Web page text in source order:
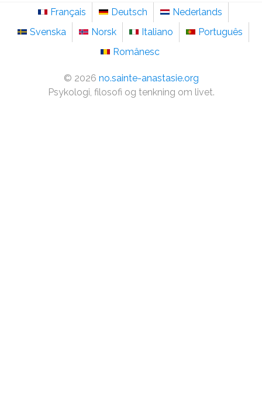
Français Deutsch
Nederlands
Svenska
Norsk Italiano
Português
Românesc
© 2026 no.sainte-anastasie.org
Psykologi, filosofi og tenkning om livet.